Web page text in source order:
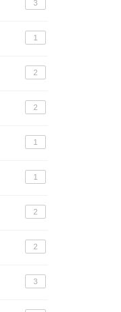
3
1
2
2
1
1
2
2
3